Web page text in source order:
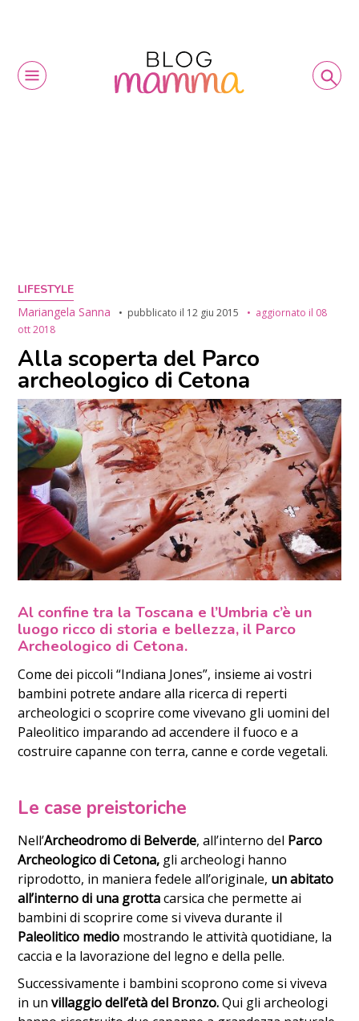
LIFESTYLE
Mariangela Sanna
pubblicato il 12 giu 2015 aggiornato il 08
ott 2018
Alla scoperta del Parco
archeologico di Cetona
Al confine tra la Toscana e l’Umbria c’è un
luogo ricco di storia e bellezza, il Parco
Archeologico di Cetona.
Come dei piccoli “Indiana Jones”, insieme ai vostri
bambini potrete andare alla ricerca di reperti
archeologici o scoprire come vivevano gli uomini del
Paleolitico imparando ad accendere il fuoco e a
costruire capanne con terra, canne e corde vegetali.
Le case preistoriche
Nell’Archeodromo di Belverde, all’interno del Parco
Archeologico di Cetona, gli archeologi hanno
riprodotto, in maniera fedele all’originale, un abitato
all’interno di una grottacarsica che permette ai
bambini di scoprire come si viveva durante il
Paleolitico medio mostrando le attività quotidiane, la
caccia e la lavorazione del legno e della pelle.
Successivamente i bambini scoprono come si viveva
in un villaggio dell’età del Bronzo.Qui gli archeologi